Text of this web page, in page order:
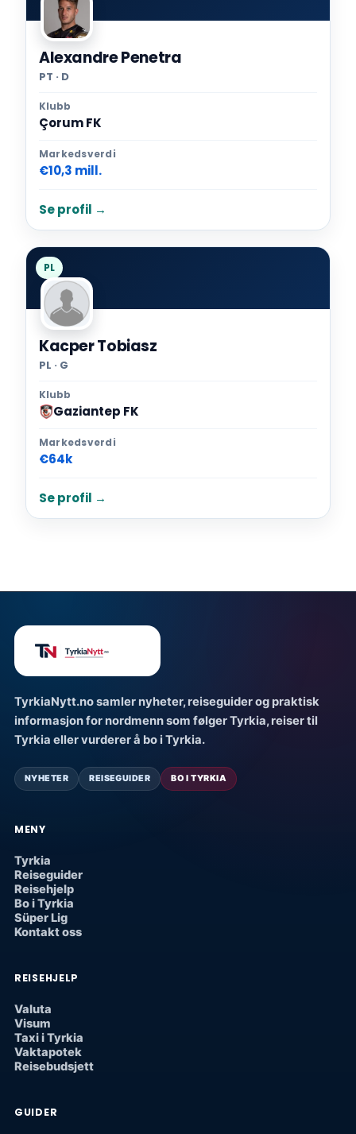
Alexandre Penetra
PT · D
Klubb
Çorum FK
Markedsverdi
€10,3 mill.
Se profil →
PL
Kacper Tobiasz
PL · G
Klubb
Gaziantep FK
Markedsverdi
€64k
Se profil →
TyrkiaNytt.no samler nyheter, reiseguider og praktisk
informasjon for nordmenn som følger Tyrkia, reiser til
Tyrkia eller vurderer å bo i Tyrkia.
NYHETER REISEGUIDER BO I TYRKIA
MENY
Tyrkia
Reiseguider
Reisehjelp
Bo i Tyrkia
Süper Lig
Kontakt oss
REISEHJELP
Valuta
Visum
Taxi i Tyrkia
Vaktapotek
Reisebudsjett
GUIDER